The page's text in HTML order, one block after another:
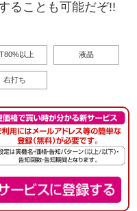
ることも可能だぞ!!
以上 液晶
右打ち